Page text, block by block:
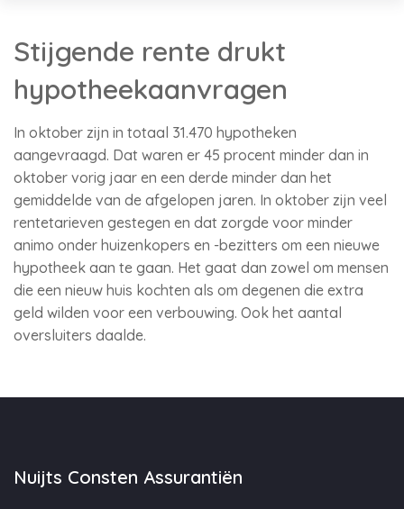
Stijgende rente drukt
hypotheekaanvragen
In oktober zijn in totaal 31.470 hypotheken
aangevraagd. Dat waren er 45 procent minder dan in
oktober vorig jaar en een derde minder dan het
gemiddelde van de afgelopen jaren. In oktober zijn veel
rentetarieven gestegen en dat zorgde voor minder
animo onder huizenkopers en -bezitters om een nieuwe
hypotheek aan te gaan. Het gaat dan zowel om mensen
die een nieuw huis kochten als om degenen die extra
geld wilden voor een verbouwing. Ook het aantal
oversluiters daalde.
Nuijts Consten Assurantiën